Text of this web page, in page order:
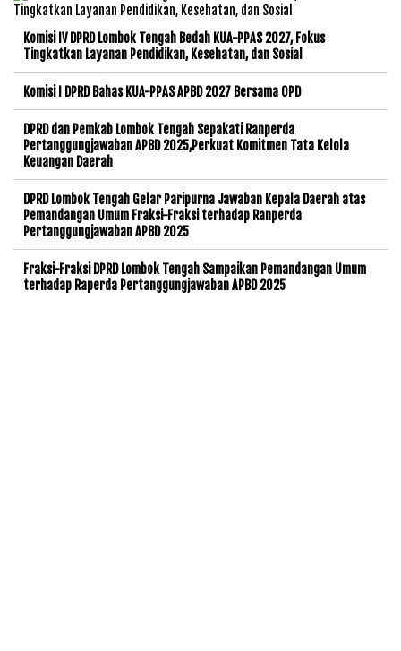
Komisi IV DPRD Lombok Tengah Bedah KUA-PPAS 2027, Fokus
Tingkatkan Layanan Pendidikan, Kesehatan, dan Sosial
Komisi I DPRD Bahas KUA-PPAS APBD 2027 Bersama OPD
DPRD dan Pemkab Lombok Tengah Sepakati Ranperda
Pertanggungjawaban APBD 2025,Perkuat Komitmen Tata Kelola
Keuangan Daerah
DPRD Lombok Tengah Gelar Paripurna Jawaban Kepala Daerah atas
Pemandangan Umum Fraksi-Fraksi terhadap Ranperda
Pertanggungjawaban APBD 2025
Fraksi-Fraksi DPRD Lombok Tengah Sampaikan Pemandangan Umum
terhadap Raperda Pertanggungjawaban APBD 2025